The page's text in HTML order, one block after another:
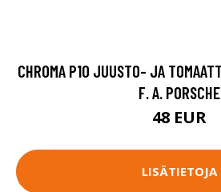
CHROMA P10 JUUSTO- JA
F. A. PORSCHE
48 EUR
LISÄTIETOJA